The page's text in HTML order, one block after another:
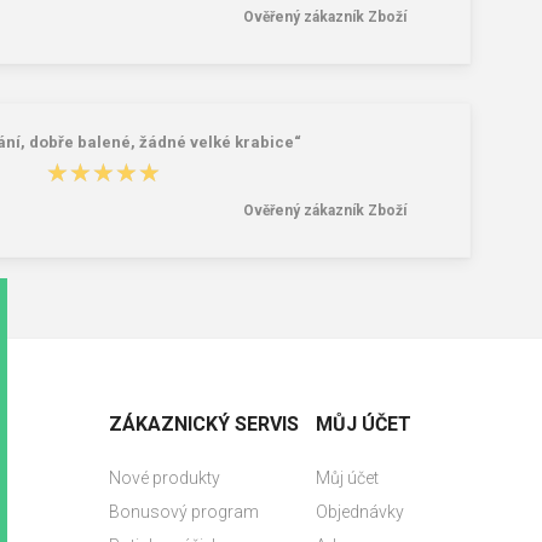
Ověřený zákazník Zboží
dobře balené, žádné velké krabice“
★★★★★
★★★★★
Ověřený zákazník Zboží
ZÁKAZNICKÝ SERVIS
Nové produkty
Bonusový program
MŮJ ÚČET
Můj účet
Objednávky